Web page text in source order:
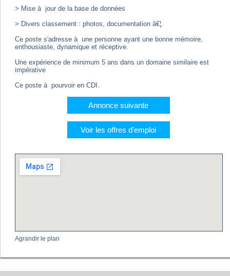
> Mise à jour de la base de données
> Divers classement : photos, documentation â€¦.
Ce poste s'adresse à une personne ayant une bonne mémoire,
enthousiaste, dynamique et réceptive.
Une expérience de minimum 5 ans dans un domaine similaire est
impérative
Ce poste à pourvoir en CDI.
Annonce suivante
Voir les offres d'emploi
Agrandir le plan